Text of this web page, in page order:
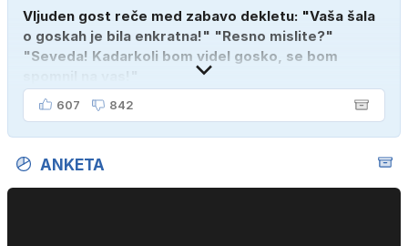
Vljuden gost reče med zabavo dekletu: "Vaša šala
o goskah je bila enkratna!" "Resno mislite?"
"Seveda! Kadarkoli bom videl gosko, se bom
607 842
ANKETA